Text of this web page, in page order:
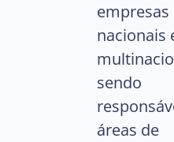
empresas
nacionais
sendo
áreas de